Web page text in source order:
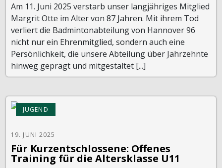
Am 11. Juni 2025 verstarb unser langjähriges Mitglied
Margrit Otte im Alter von 87 Jahren. Mit ihrem Tod
verliert die Badmintonabteilung von Hannover 96
nicht nur ein Ehrenmitglied, sondern auch eine
Persönlichkeit, die unsere Abteilung über Jahrzehnte
hinweg geprägt und mitgestaltet [...]
JUGEND
19. JUNI 2025
Für Kurzentschlossene: Offenes
Training für die Altersklasse U11